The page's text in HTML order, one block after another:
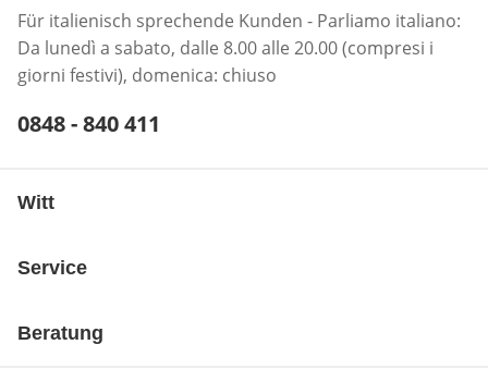
Für italienisch sprechende Kunden - Parliamo italiano:
Da lunedì a sabato, dalle 8.00 alle 20.00 (compresi i
giorni festivi), domenica: chiuso
Telefonnummer:
0848 - 840 411
Witt
Service
Beratung